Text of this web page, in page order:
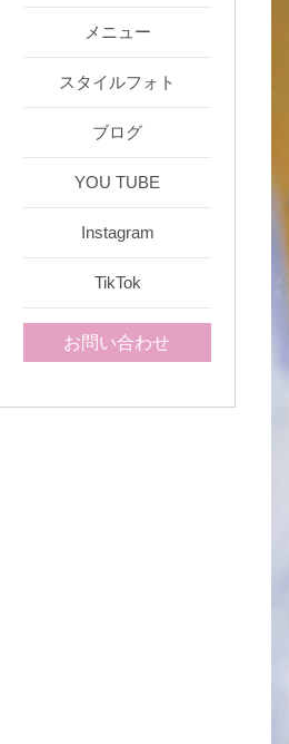
メニュー
スタイルフォト
ブログ
YOU TUBE
Instagram
TikTok
お問い合わせ